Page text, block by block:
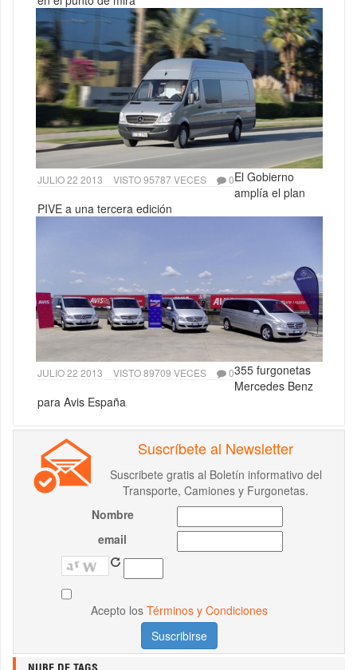
JULIO 22 2013 VISTO 95787 VECES 0El Gobierno
amplía el plan
PIVE a una tercera edición
JULIO 22 2013 VISTO 89709 VECES 0355 furgonetas
Mercedes Benz
para Avis España
Suscríbete al Newsletter
Suscribete gratis al Boletín informativo del
Transporte, Camiones y Furgonetas.
Nombre
email
Acepto los Términos y Condiciones